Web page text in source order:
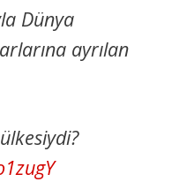
Dünya
ayrılan